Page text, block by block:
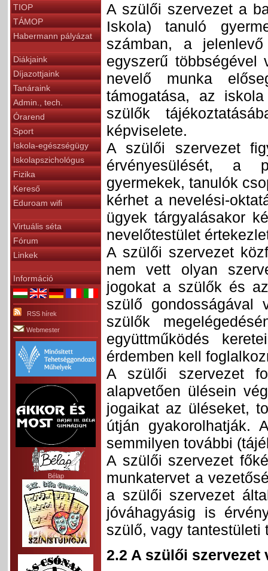
TIOP
TÁMOP
Habermann pályázat
Diákjaink
Díjazottjaink
Tanáraink
Admin., tech.
Órarend
Sport
Iskola-egészségügy
Iskolapszichológus
Fizika
Kereső
Eduroam wifi
Virtuális séta
Fórum
Linkek
Információ
RSS hírek
Webmester
Bélap
A szülői szervezet a
Iskola) tanuló
számban, a
egyszerű
nevelő munka
támogatása, az
szülők
képviselete.
A szülői szervezet
érvényesülését, a
gyermekek, tanulók
kérhet a nevelési-
ügyek tárgyalásakor
nevelőtestület
A szülői szervezet
nem vett olyan
jogokat a szülők és
szülő gondosságával
szülők
együttműködés
érdemben kell
A szülői szervezet
alapvetően ülésein
jogaikat az üléseket,
útján gyakorolhatják.
semmilyen további
A szülői szervezet
munkatervet a
a szülői szervezet
jóváhagyásig is
szülő, vagy tantestületi
2.2 A szülői szervezet